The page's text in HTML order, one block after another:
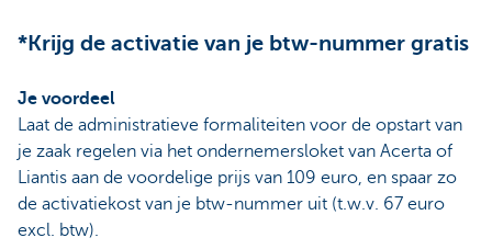
*Krijg de activatie van je btw-nummer gratis
Je voordeel
Laat de administratieve formaliteiten voor de opstart van
je zaak regelen via het ondernemersloket van Acerta of
Liantis aan de voordelige prijs van 109 euro, en spaar zo
de activatiekost van je btw-nummer uit (t.w.v. 67 euro
excl. btw).